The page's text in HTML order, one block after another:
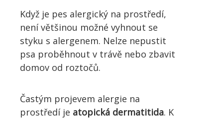
Když je pes alergický na prostředí,
není většinou možné vyhnout se
styku s alergenem. Nelze nepustit
psa proběhnout v trávě nebo zbavit
domov od roztočů.
Častým projevem alergie na
prostředí je atopická dermatitida. K